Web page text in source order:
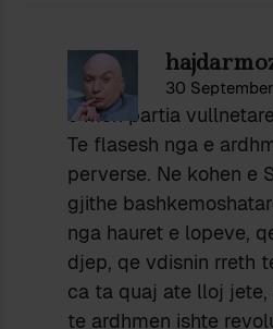
30
e mori partia vullnetare
Te flasesh nga e
perverse. Ne kohen e
gjithe
nga hauret e lopeve,
djep, qe vdisnin rreth
ca ta quaj ate lloj
te ardhmen ishte